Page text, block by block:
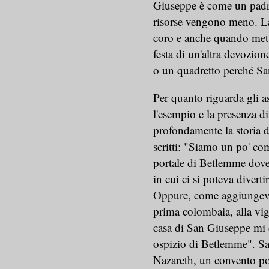
Giuseppe è come un
risorse vengono meno.
coro e anche quando
festa di un'altra
o un quadretto perché
Per quanto riguarda gli
l'esempio e la presenza
profondamente la storia
scritti: "Siamo un po'
portale di Betlemme
in cui ci si poteva
Oppure, come
prima colombaia, alla
casa di San Giuseppe
ospizio di Betlemme".
Nazareth, un convento